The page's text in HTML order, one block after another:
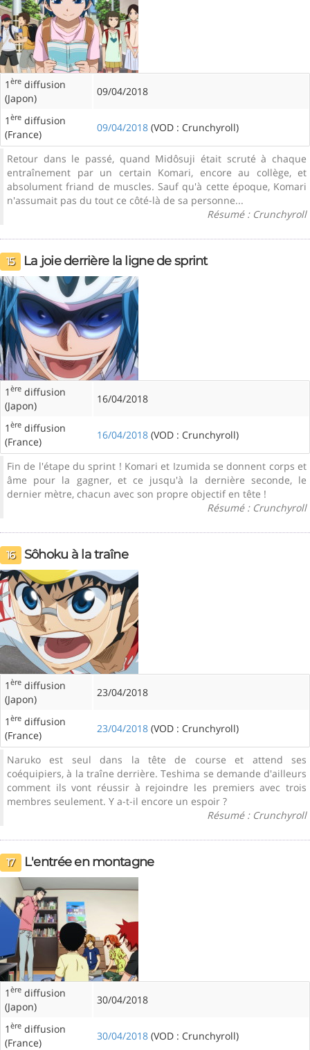
1 ère diffusion
(Japon)
09/04/2018
1 ère diffusion
(France)
09/04/2018 (VOD : Crunchyroll)
Retour dans le passé, quand Midôsuji était scruté à chaque
entraînement par un certain Komari, encore au collège, et
absolument friand de muscles. Sauf qu'à cette époque, Komari
n'assumait pas du tout ce côté-là de sa personne...
Résumé : Crunchyroll
15 La joie derrière la ligne de sprint
1 ère diffusion
(Japon)
16/04/2018
1 ère diffusion
(France)
16/04/2018 (VOD : Crunchyroll)
Fin de l'étape du sprint ! Komari et Izumida se donnent corps et
âme pour la gagner, et ce jusqu'à la dernière seconde, le
dernier mètre, chacun avec son propre objectif en tête !
Résumé : Crunchyroll
16 Sôhoku à la traîne
1 ère diffusion
(Japon)
23/04/2018
1 ère diffusion
(France)
23/04/2018 (VOD : Crunchyroll)
Naruko est seul dans la tête de course et attend ses
coéquipiers, à la traîne derrière. Teshima se demande d'ailleurs
comment ils vont réussir à rejoindre les premiers avec trois
membres seulement. Y a-t-il encore un espoir ?
Résumé : Crunchyroll
17 L'entrée en montagne
1 ère diffusion
(Japon)
30/04/2018
1 ère diffusion
(France)
30/04/2018 (VOD : Crunchyroll)